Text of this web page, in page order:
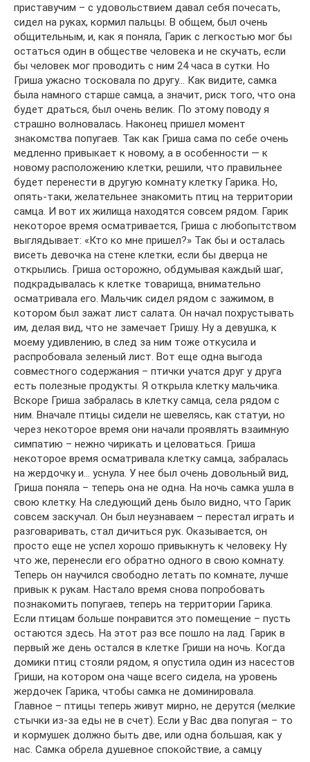
приставучим – с удовольствием давал себя почесать,
сидел на руках, кормил пальцы. В общем, был очень
общительным, и, как я поняла, Гарик с легкостью мог бы
остаться один в обществе человека и не скучать, если
бы человек мог проводить с ним 24 часа в сутки. Но
Гриша ужасно тосковала по другу… Как видите, самка
была намного старше самца, а значит, риск того, что она
будет драться, был очень велик. По этому поводу я
страшно волновалась. Наконец пришел момент
знакомства попугаев. Так как Гриша сама по себе очень
медленно привыкает к новому, а в особенности — к
новому расположению клетки, решили, что правильнее
будет перенести в другую комнату клетку Гарика. Но,
опять-таки, желательнее знакомить птиц на территории
самца. И вот их жилища находятся совсем рядом. Гарик
некоторое время осматривается, Гриша с любопытством
выглядывает: «Кто ко мне пришел?» Так бы и осталась
висеть девочка на стене клетки, если бы дверца не
открылись. Гриша осторожно, обдумывая каждый шаг,
подкрадывалась к клетке товарища, внимательно
осматривала его. Мальчик сидел рядом с зажимом, в
котором был зажат лист салата. Он начал похрустывать
им, делая вид, что не замечает Гришу. Ну а девушка, к
моему удивлению, в след за ним тоже откусила и
распробовала зеленый лист. Вот еще одна выгода
совместного содержания – птички учатся друг у друга
есть полезные продукты. Я открыла клетку мальчика.
Вскоре Гриша забралась в клетку самца, села рядом с
ним. Вначале птицы сидели не шевелясь, как статуи, но
через некоторое время они начали проявлять взаимную
симпатию – нежно чирикать и целоваться. Гриша
некоторое время осматривала клетку самца, забралась
на жердочку и… уснула. У нее был очень довольный вид,
Гриша поняла – теперь она не одна. На ночь самка ушла в
свою клетку. На следующий день было видно, что Гарик
совсем заскучал. Он был неузнаваем – перестал играть и
разговаривать, стал дичиться рук. Оказывается, он
просто еще не успел хорошо привыкнуть к человеку. Ну
что же, перенесли его обратно одного в свою комнату.
Теперь он научился свободно летать по комнате, лучше
привык к рукам. Настало время снова попробовать
познакомить попугаев, теперь на территории Гарика.
Если птицам больше понравится это помещение – пусть
остаются здесь. На этот раз все пошло на лад. Гарик в
первый же день остался в клетке Гриши на ночь. Когда
домики птиц стояли рядом, я опустила один из насестов
Гриши, на котором она чаще всего сидела, на уровень
жердочек Гарика, чтобы самка не доминировала.
Главное – птицы теперь живут мирно, не дерутся (мелкие
стычки из-за еды не в счет). Если у Вас два попугая – то
и кормушек должно быть две, или одна большая, как у
нас. Самка обрела душевное спокойствие, а самцу